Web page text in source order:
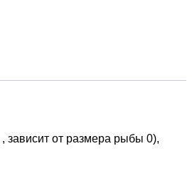
зависит от размера рыбы 0),